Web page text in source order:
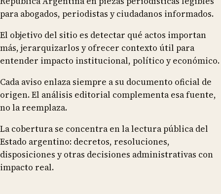
para abogados, periodistas y ciudadanos informados.
El objetivo del sitio es detectar qué actos importan
más, jerarquizarlos y ofrecer contexto útil para
entender impacto institucional, político y económico.
Cada aviso enlaza siempre a su documento oficial de
origen. El análisis editorial complementa esa fuente,
no la reemplaza.
La cobertura se concentra en la lectura pública del
Estado argentino: decretos, resoluciones,
disposiciones y otras decisiones administrativas con
impacto real.